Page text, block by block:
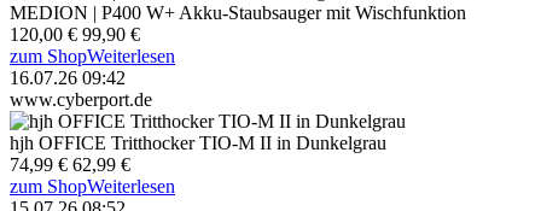
MEDION | P400 W+ Akku-Staubsauger mit Wischfunktion
120,00 € 99,90 €
zum ShopWeiterlesen
16.07.26 09:42
www.cyberport.de
hjh OFFICE Tritthocker TIO-M II in Dunkelgrau
74,99 € 62,99 €
zum ShopWeiterlesen